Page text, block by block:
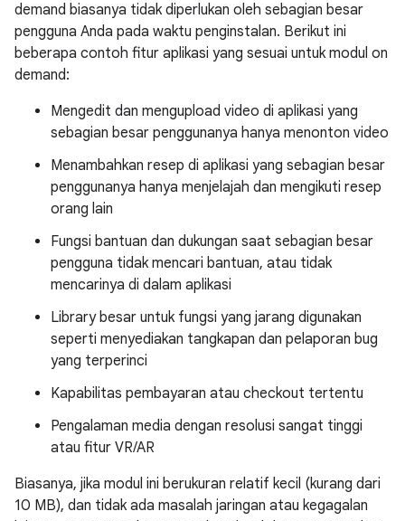
demand biasanya tidak diperlukan oleh sebagian besar
pengguna Anda pada waktu penginstalan. Berikut ini
beberapa contoh fitur aplikasi yang sesuai untuk modul on
demand:
Mengedit dan mengupload video di aplikasi yang
sebagian besar penggunanya hanya menonton video
Menambahkan resep di aplikasi yang sebagian besar
penggunanya hanya menjelajah dan mengikuti resep
orang lain
Fungsi bantuan dan dukungan saat sebagian besar
pengguna tidak mencari bantuan, atau tidak
mencarinya di dalam aplikasi
Library besar untuk fungsi yang jarang digunakan
seperti menyediakan tangkapan dan pelaporan bug
yang terperinci
Kapabilitas pembayaran atau checkout tertentu
Pengalaman media dengan resolusi sangat tinggi
atau fitur VR/AR
Biasanya, jika modul ini berukuran relatif kecil (kurang dari
10 MB), dan tidak ada masalah jaringan atau kegagalan